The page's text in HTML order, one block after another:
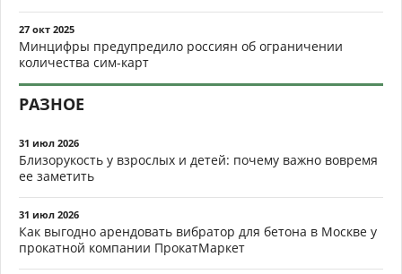
27 окт 2025
Минцифры предупредило россиян об ограничении
количества сим-карт
РАЗНОЕ
31 июл 2026
Близорукость у взрослых и детей: почему важно вовремя
ее заметить
31 июл 2026
Как выгодно арендовать вибратор для бетона в Москве у
прокатной компании ПрокатМаркет